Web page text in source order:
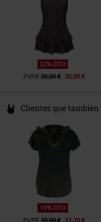
22% DTO
PVPR39,99 € 30,99 €
Clientes que
19% DTO
PVPR39,99 € 32,29 €